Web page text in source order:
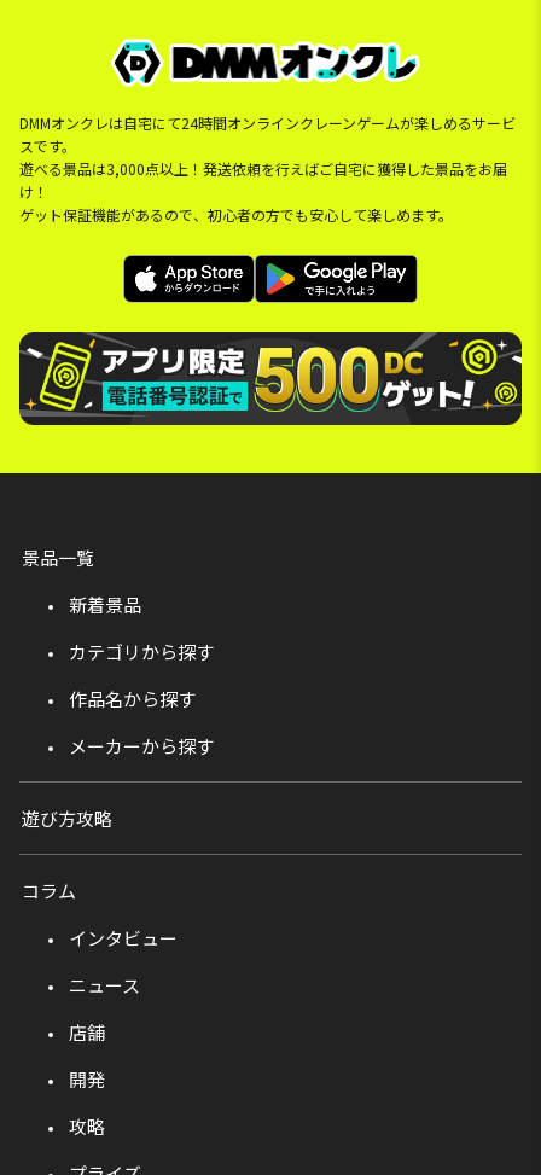
DMMオンクレは自宅にて24時間オンラインクレーンゲームが楽しめるサービ
スです。
遊べる景品は3,000点以上！発送依頼を行えばご自宅に獲得した景品をお届
け！
ゲット保証機能があるので、初心者の方でも安心して楽しめます。
景品一覧
新着景品
カテゴリから探す
作品名から探す
メーカーから探す
遊び方攻略
コラム
インタビュー
ニュース
店舗
開発
攻略